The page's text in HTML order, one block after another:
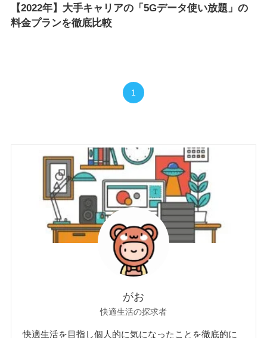
【2022年】大手キャリアの「5Gデータ使い放題」の
料金プランを徹底比較
1
がお
快適生活の探求者
快適生活を目指し個人的に気になったことを徹底的に